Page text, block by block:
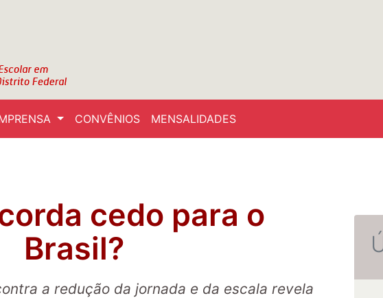
CONVÊNIOS MENSALIDADES
cedo para o
Brasil?
a redução da jornada e da escala revela